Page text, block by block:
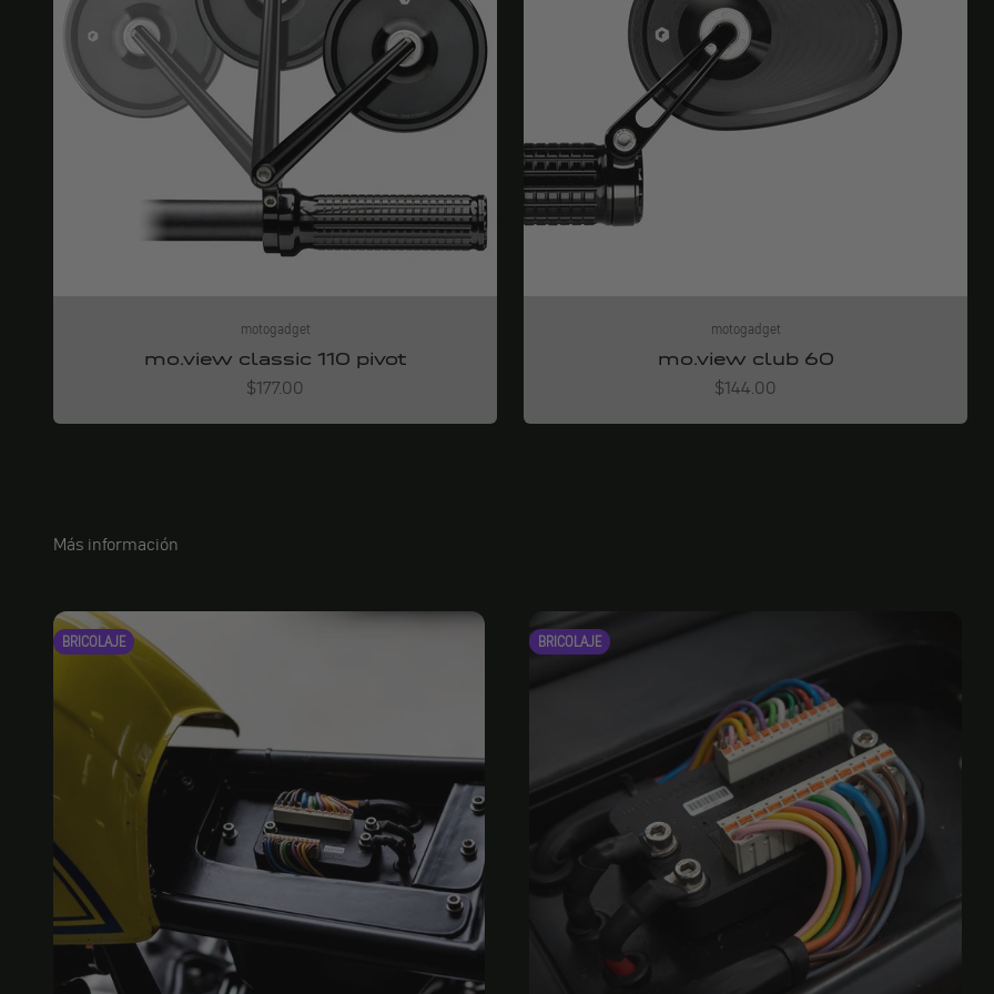
motogadget
mo.view classic 110 pivot
Angebot
$177.00
motogadget
mo.view club 60
Angebot
$144.00
Más información
BRICOLAJE BRICOLAJE